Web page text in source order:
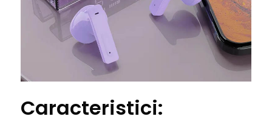
Caracteristici: